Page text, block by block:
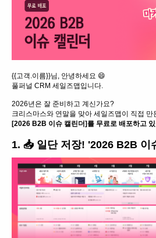
로그인
솔루션
지원
가격
로그인 무
{{고객.이름}}님, 안녕하세요 😄
풀퍼널 CRM 세일즈맵입니다.
2026년은 잘 준비하고 계신가요?
크리스마스와 연말을 맞아 세일즈맵이 직접 만
[2026 B2B 이슈 캘린더]를 무료로 배포하고
1. 📥 일단 저장! '2026 B2B 이